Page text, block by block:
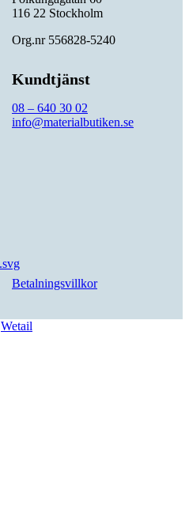
116 22 Stockholm
Org.nr 556828-5240
Kundtjänst
08 – 640 30 02
info@materialbutiken.se
Betalningsvillkor
Wetail